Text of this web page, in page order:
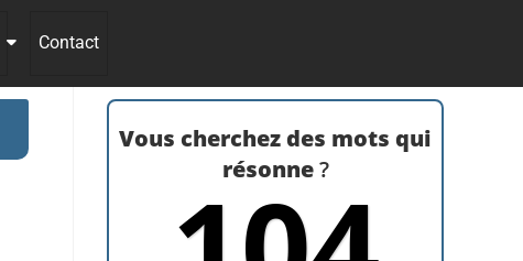
Contact
Vous cherchez des mots qui
résonne?